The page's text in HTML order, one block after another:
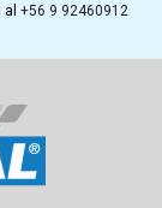
+56 9 92460912